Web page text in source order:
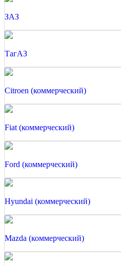
ЗАЗ
ТагАЗ
Citroen (коммерческий)
Fiat (коммерческий)
Ford (коммерческий)
Hyundai (коммерческий)
Mazda (коммерческий)